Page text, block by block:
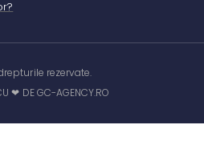
rezervate.
❤ DE GC-AGENCY.RO